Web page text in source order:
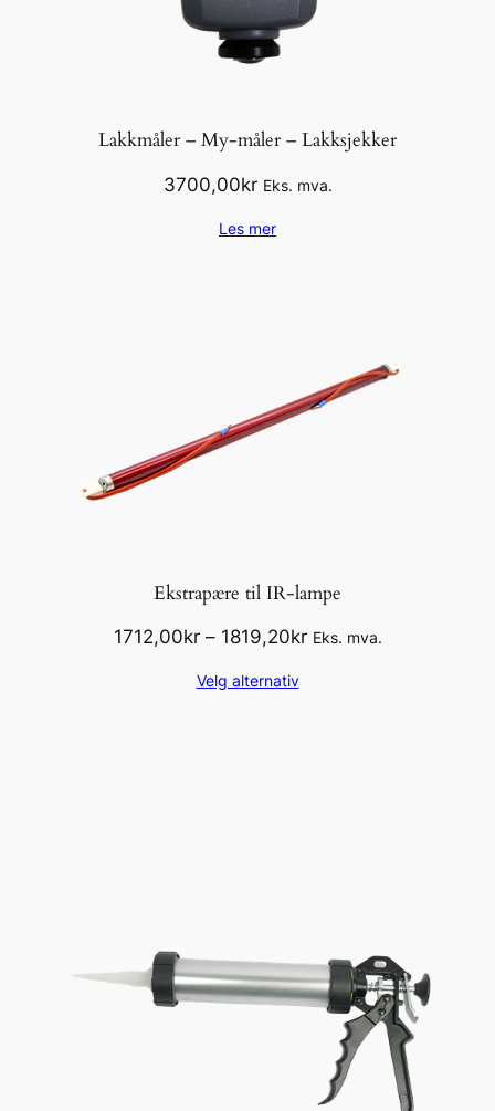
Lakkmåler – My-måler – Lakksjekker
3700,00kr Eks. mva.
Les mer
Ekstrapære til IR-lampe
1712,00kr – 1819,20krPrisområde:
Eks. mva.
Velg alternativ